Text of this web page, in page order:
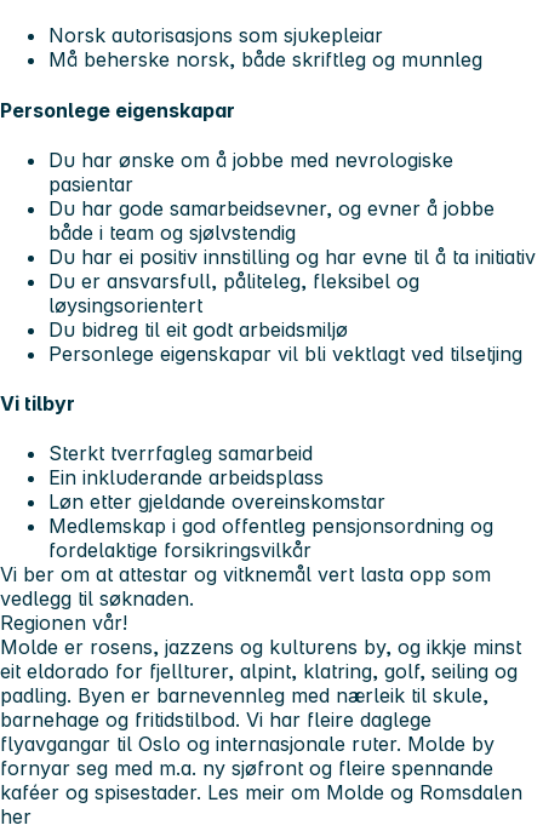
Norsk autorisasjons som sjukepleiar
Må beherske norsk, både skriftleg og munnleg
Personlege eigenskapar
Du har ønske om å jobbe med nevrologiske
pasientar
Du har gode samarbeidsevner, og evner å jobbe
både i team og sjølvstendig
Du har ei positiv innstilling og har evne til å ta initiativ
Du er ansvarsfull, påliteleg, fleksibel og
løysingsorientert
Du bidreg til eit godt arbeidsmiljø
Personlege eigenskapar vil bli vektlagt ved tilsetjing
Vi tilbyr
Sterkt tverrfagleg samarbeid
Ein inkluderande arbeidsplass
Løn etter gjeldande overeinskomstar
Medlemskap i god offentleg pensjonsordning og
fordelaktige forsikringsvilkår
Vi ber om at attestar og vitknemål vert lasta opp som
vedlegg til søknaden.
Regionen vår!
Molde er rosens, jazzens og kulturens by, og ikkje minst
eit eldorado for fjellturer, alpint, klatring, golf, seiling og
padling. Byen er barnevennleg med nærleik til skule,
barnehage og fritidstilbod. Vi har fleire daglege
flyavgangar til Oslo og internasjonale ruter. Molde by
fornyar seg med m.a. ny sjøfront og fleire spennande
kaféer og spisestader. Les meir om Molde og Romsdalen
her